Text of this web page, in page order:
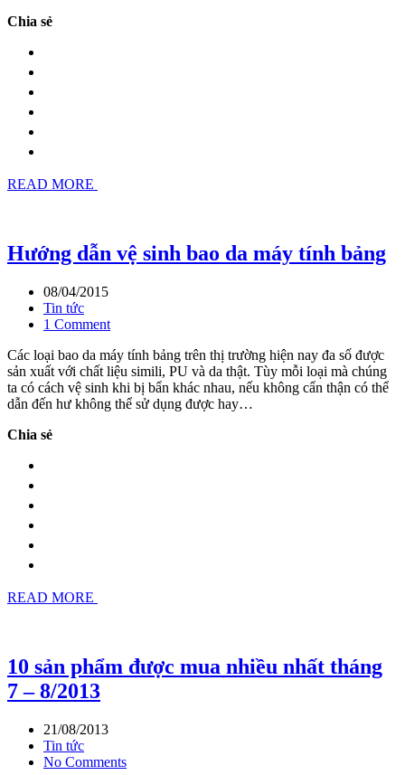
Chia sẻ
READ MORE
Hướng dẫn vệ sinh bao da máy tính bảng
08/04/2015
Tin tức
1 Comment
Các loại bao da máy tính bảng trên thị trường hiện nay đa số được
sản xuất với chất liệu simili, PU và da thật. Tùy mỗi loại mà chúng
ta có cách vệ sinh khi bị bẩn khác nhau, nếu không cẩn thận có thể
dẫn đến hư không thể sử dụng được hay…
Chia sẻ
READ MORE
10 sản phẩm được mua nhiều nhất tháng
7 – 8/2013
21/08/2013
Tin tức
No Comments